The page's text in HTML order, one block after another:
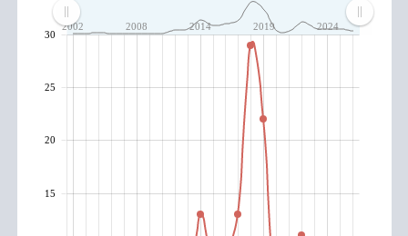
2002 2008 2014 2019 2024
15
20
25
30